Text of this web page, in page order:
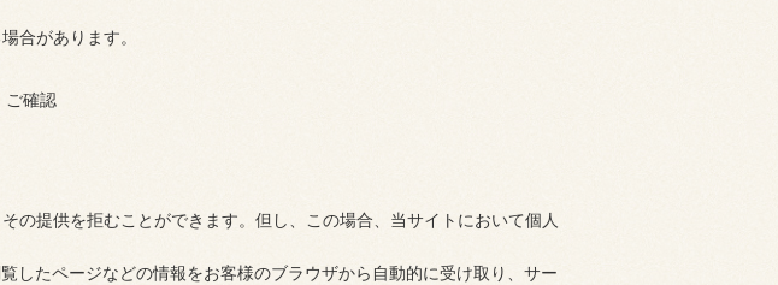
合があります。
ご確認
の提供を拒むことができます。但し、この場合、当サイトにおいて個人
したページなどの情報をお客様のブラウザから自動的に受け取り、サー